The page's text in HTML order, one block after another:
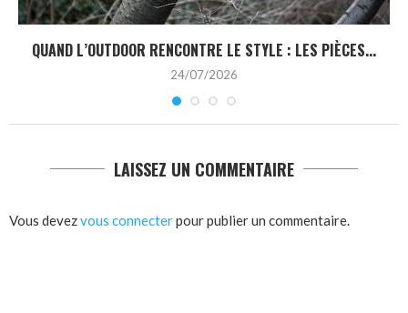
QUAND L’OUTDOOR RENCONTRE LE STYLE : LES PIÈCES...
24/07/2026
LAISSEZ UN COMMENTAIRE
Vous devezvous connecterpour publier un commentaire.